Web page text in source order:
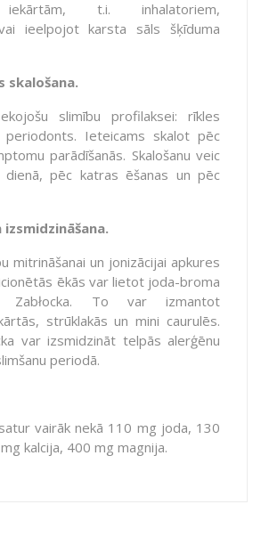
iekārtām, t.i. inhalatoriem,
ieelpojot karsta sāls šķīduma
skalošana.
slimību profilaksei: rīkles
periodonts. Ieteicams skalot pēc
parādīšanās. Skalošanu veic
dienā, pēc katras ēšanas un pēc
mitrināšanai un jonizācijai apkures
ēkās var lietot joda-broma
Zabłocka. To var izmantot
strūklakās un mini caurulēs.
var izsmidzināt telpās alerģēnu
periodā.
vairāk nekā 110 mg joda, 130
kalcija, 400 mg magnija.